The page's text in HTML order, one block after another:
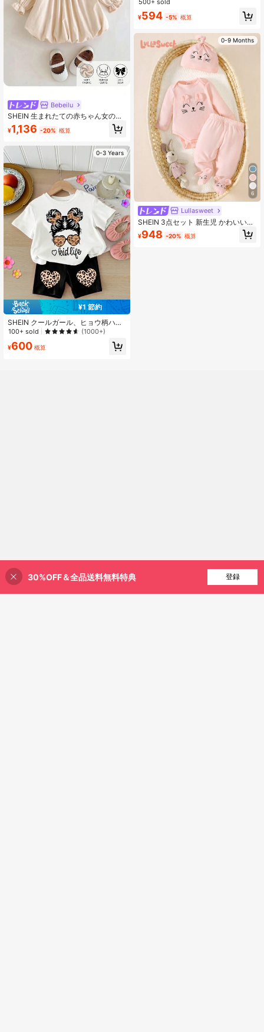
Bebeilu
SHEIN 生まれたての赤ちゃん女の子
かわいい夏 上品なアプリコットリボ
ルーズロング袖ドレス
¥1,136 -20% 概算
0-3 Years
¥1 節約
SHEIN クールガール、ヒョウ柄ハー
ト、キュートガール、春夏におすす
ルなラウンドネック半袖アウトフィ
100+ sold (1000+)
¥600 概算
500+ sold
¥594 -5% 概算
0-9 Months
6
Lullasweet
SHEIN 3点セット 新生児 かわいい猫
顔プリント 長袖ボディスーツ、パン
ツ+帽子 アウトフィットセット、あ
¥948 -20% 概算
29% 割引！
30%OFF＆全品送料無料特典 登録